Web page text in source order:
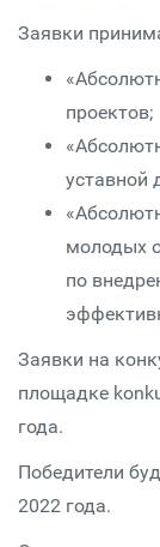
Заявки
проектов;
уставной
молодых
по
Заявки на
площадке
года.
Победители
2022 года.